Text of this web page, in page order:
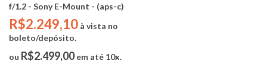
f/1.2 - Sony E-Mount - (aps-c)
R$2.249,10 à vista no
boleto/depósito.
ou R$2.499,00em até 10x.